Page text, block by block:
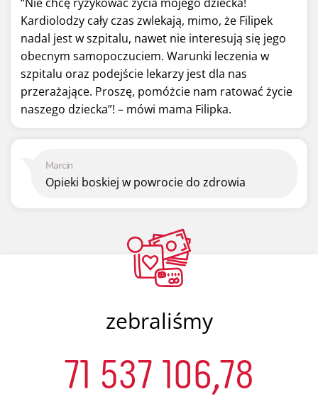
Kardiolodzy cały czas zwlekają, mimo, że Filipek
nadal jest w szpitalu, nawet nie interesują się jego
obecnym samopoczuciem. Warunki leczenia w
szpitalu oraz podejście lekarzy jest dla nas
przerażające. Proszę, pomóżcie nam ratować życie
naszego dziecka”! – mówi mama Filipka.
Marcin
Opieki boskiej w powrocie do zdrowia
zebraliśmy
71 537 106,78